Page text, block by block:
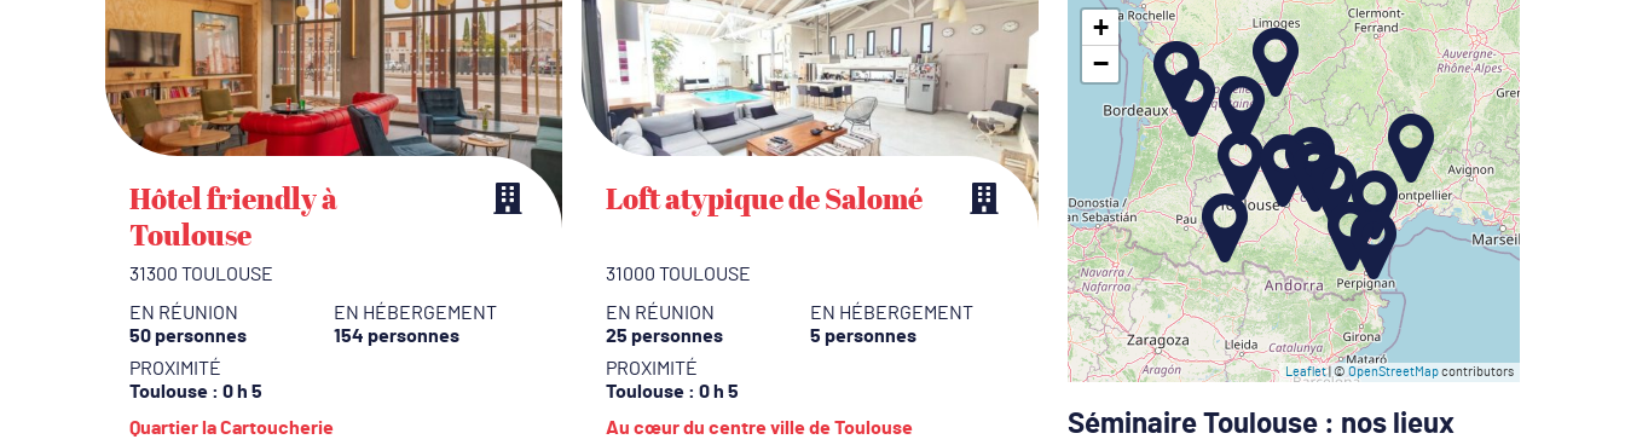
Hôtel friendly à
Toulouse
31300 TOULOUSE
EN RÉUNION
50 personnes
EN HÉBERGEMENT
154 personnes
PROXIMITÉ
Toulouse : 0 h 5
Quartier la Cartoucherie
Loft atypique de Salomé
31000 TOULOUSE
EN RÉUNION
25 personnes
EN HÉBERGEMENT
5 personnes
PROXIMITÉ
Toulouse: 0 h 5
Au cœur du centre ville de Toulouse
+
−
Leaflet| © OpenStreetMapcontributors
Séminaire Toulouse : nos lieux